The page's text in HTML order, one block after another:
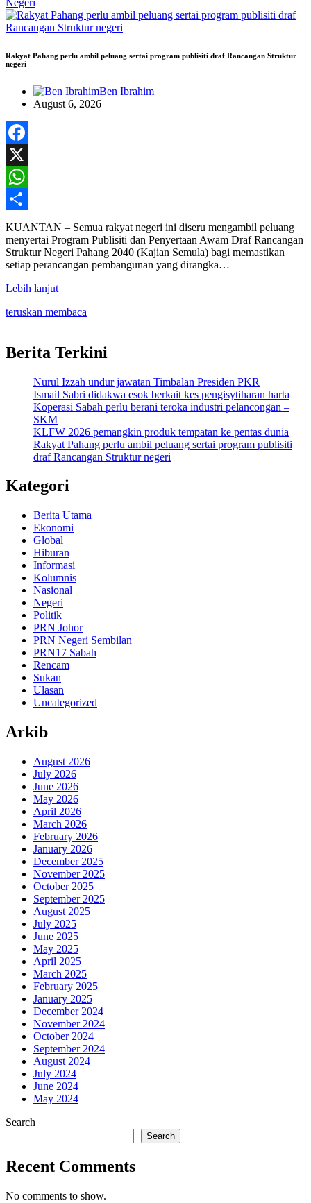
Rakyat Pahang perlu ambil peluang sertai program publisiti draf Rancangan Struktur
negeri
Ben Ibrahim
August 6, 2026
Facebook
X
WhatsApp
Share
KUANTAN – Semua rakyat negeri ini diseru mengambil peluang
menyertai Program Publisiti dan Penyertaan Awam Draf Rancangan
Struktur Negeri Pahang 2040 (Kajian Semula) bagi memastikan
setiap perancangan pembangunan yang dirangka…
Lebih lanjut
teruskan membaca
Berita Terkini
Nurul Izzah undur jawatan Timbalan Presiden PKR
Ismail Sabri didakwa esok berkait kes pengisytiharan harta
Koperasi Sabah perlu berani teroka industri pelancongan –
SKM
KLFW 2026 pemangkin produk tempatan ke pentas dunia
Rakyat Pahang perlu ambil peluang sertai program publisiti
draf Rancangan Struktur negeri
Kategori
Berita Utama
Ekonomi
Global
Hiburan
Informasi
Kolumnis
Nasional
Negeri
Politik
PRN Johor
PRN Negeri Sembilan
PRN17 Sabah
Rencam
Sukan
Ulasan
Uncategorized
Arkib
August 2026
July 2026
June 2026
May 2026
April 2026
March 2026
February 2026
January 2026
December 2025
November 2025
October 2025
September 2025
August 2025
July 2025
June 2025
May 2025
April 2025
March 2025
February 2025
January 2025
December 2024
November 2024
October 2024
September 2024
August 2024
July 2024
June 2024
May 2024
Search
Search
Recent Comments
No comments to show.